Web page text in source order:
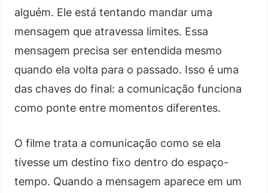
alguém. Ele está tentando mandar uma
mensagem que atravessa limites. Essa
mensagem precisa ser entendida mesmo
quando ela volta para o passado. Isso é uma
das chaves do final: a comunicação funciona
como ponte entre momentos diferentes.
O filme trata a comunicação como se ela
tivesse um destino fixo dentro do espaço-
tempo. Quando a mensagem aparece em um